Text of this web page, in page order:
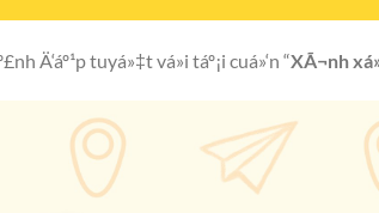
Ä‘áº¹p tuyá»‡t vá»i táº¡i cuá»‘n “XÃ¬nh